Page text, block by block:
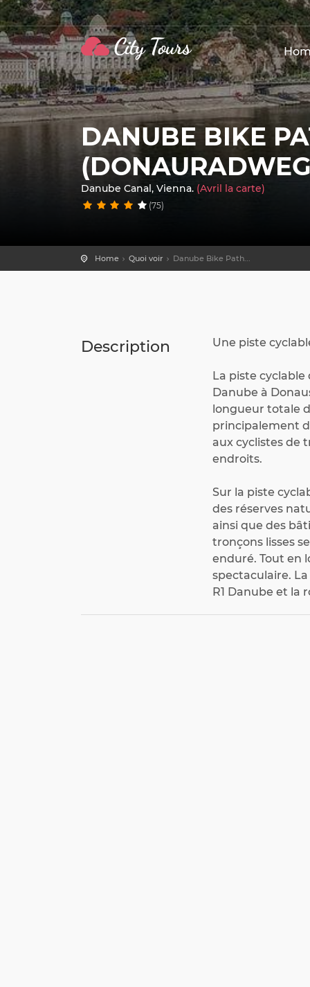
DANUBE BIKE
Danube Canal, Vienna. (Avril la carte)
(75)
Home Quoi voir Danube Bike Path...
Description Une piste
La piste
Danube à
longueur totale
principalement
aux cyclistes de
endroits.
Sur la piste
des réserves
ainsi que des
tronçons lisses
enduré. Tout en
spectaculaire.
R1 Danube et la